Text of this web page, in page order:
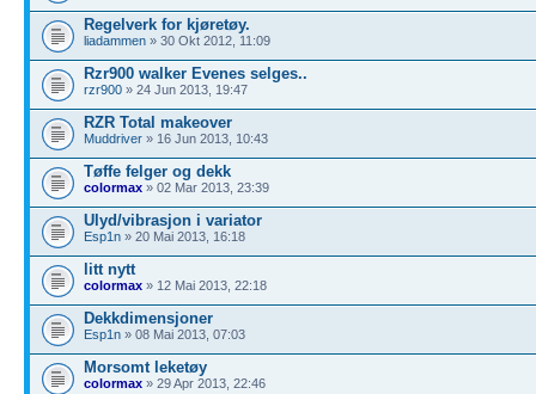
Regelverk for kjøretøy.
liadammen » 30 Okt 2012, 11:09
Rzr900 walker Evenes selges..
rzr900 » 24 Jun 2013, 19:47
RZR Total makeover
Muddriver » 16 Jun 2013, 10:43
Tøffe felger og dekk
colormax » 02 Mar 2013, 23:39
Ulyd/vibrasjon i variator
Esp1n » 20 Mai 2013, 16:18
litt nytt
colormax » 12 Mai 2013, 22:18
Dekkdimensjoner
Esp1n » 08 Mai 2013, 07:03
Morsomt leketøy
colormax » 29 Apr 2013, 22:46